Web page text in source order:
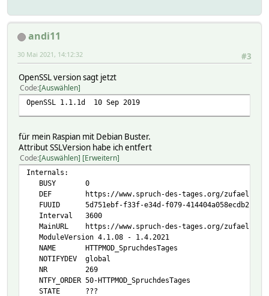
andi11
#3
30 Mai 2021, 14:12:32
OpenSSL version sagt jetzt
Code Auswählen
OpenSSL 1.1.1d 10 Sep 2019
für mein Raspian mit Debian Buster.
Attribut SSLVersion habe ich entfert
Code Auswählen Erweitern
Internals:
BUSY 0
DEF https://www.spruch-des-tages.org/zufaellige-
FUUID 5d751ebf-f33f-e34d-f079-414404a058ecdb2c
Interval 3600
MainURL https://www.spruch-des-tages.org/zufaellige-
ModuleVersion 4.1.08 - 1.4.2021
NAME HTTPMOD_SpruchdesTages
NOTIFYDEV global
NR 269
NTFY_ORDER 50-HTTPMOD_SpruchdesTages
STATE ???